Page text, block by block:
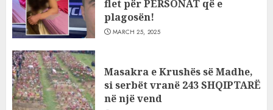
flet për PERSONAT që e
plagosën!
MARCH 25, 2025
Masakra e Krushës së Madhe,
si serbët vranë 243 SHQIPTARË
në një vend